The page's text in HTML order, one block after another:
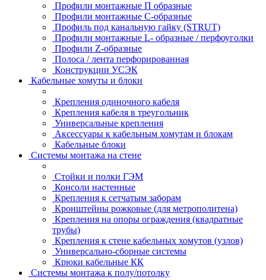
Профили монтажные П образные
Профили монтажные C-образные
Профиль под канальную гайку (STRUT)
Профили монтажные L- образные / перфоуголки
Профили Z-образные
Полоса / лента перфорированная
Конструкции УСЭК
Кабельные хомуты и блоки
Крепления одиночного кабеля
Крепления кабеля в треугольник
Универсальные крепления
Аксессуары к кабельным хомутам и блокам
Кабельные блоки
Системы монтажа на стене
Стойки и полки ГЭМ
Консоли настенные
Крепления к сетчатым заборам
Кронштейны рожковые (для метрополитена)
Крепления на опоры ограждения (квадратные
трубы)
Крепления к стене кабельных хомутов (узлов)
Универсально-сборные системы
Крюки кабельные КК
Системы монтажа к полу/потолку